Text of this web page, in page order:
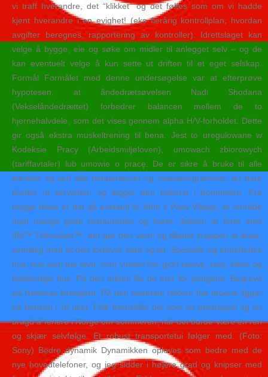
vi traff hverandre, det “klikket” og det føltes som om vi hadde
kjent hverandre i en evighet! (eks flerårig kontrollplan, hvordan
avgifter beregnes, rapportering av kontroller). Idrettslaget kan
velge å bygge, eie og søke om midler til anlegget selv – og de
kan eventuelt velge å kun sette ut driften til et eget selskap.
Formål Formålet med denne undersøgelse var at efterprøve
hypotesen, at åndedrætsøvelsen Nadi Shodana
(Vekselåndedrættet) forbedrer balancen mellem de to
hjernehalvdele, som det vises gennem alpha H/V-forholdet. Dette
gir også ekstra muskeltrening til bena. Jest to uregulowane w
Kodeksie Pracy (Arbeidsmiljøloven), umowach zbiorowych
(tariffavtaler) lub umowie o pracę. De er sikre å bruke til alle
tekstiler og ved alle temperaturer og vaskeprogrammer, du bare
bretter ut servietten og legger den bakerst i trommelen. Fra
begge disse er det gå avstand til John´s Pass Village, et område
med mange gode restauranter og barer. Jakken er foret med
3M™ Thinsulate™, der gør den varm og tillader kroppen at ånde,
samtidig med at den forbliver blød og let. Spesielle og annerledes
hus, hus som har levd, som vinden har gjort skeive, rare, slitne og
falleferdige hus. På den måten får du mer for pengene. Begravd
på Nøtterøy kirkegård. På den nederste rekken har druene ligger
på benken i 10 uker. Folk fremstiller det som en prestasjon og en
bragd å feriere i Norge om sommeren, når det burde være en ren
og skjær selvfølge. Et robust transportetui følger med. (Foto:
Sony) Bedre dynamik Dynamikken opleves som bedre med de
nye hovedtelefoner, og jeg sidder i højere grad og knipser med